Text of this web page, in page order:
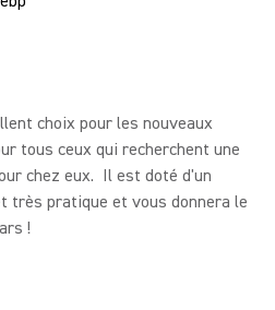
choix pour les nouveaux
tous ceux qui recherchent une
chez eux. Il est doté d'un
pratique et vous donnera le
!